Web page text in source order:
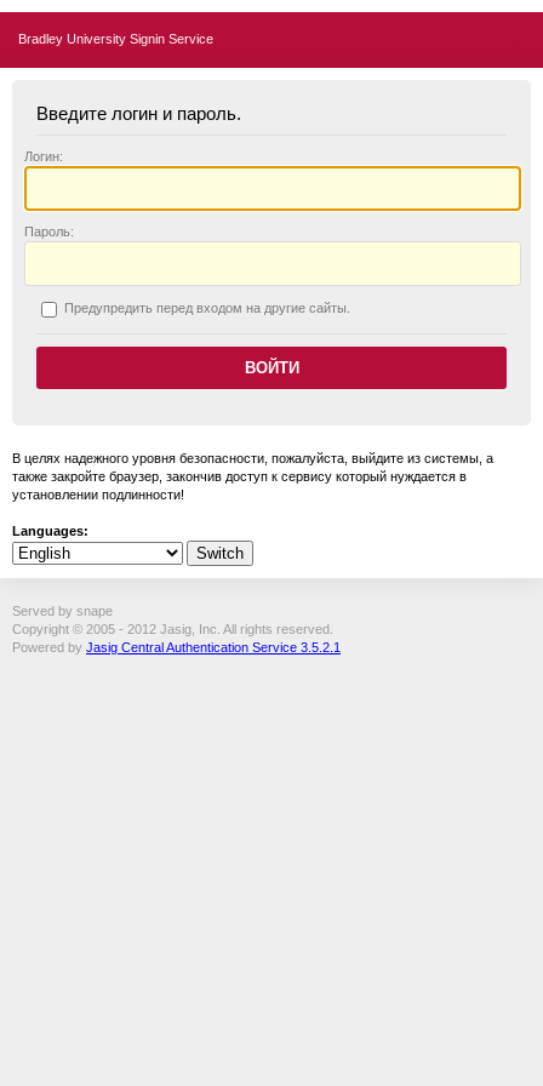
Bradley University Signin Service
Введите логин и пароль.
Логин:
Пароль:
Предупредить перед входом на другие сайты.
В целях надежного уровня безопасности, пожалуйста, выйдите из системы, а
также закройте браузер, закончив доступ к сервису который нуждается в
установлении подлинности!
Languages:
Served by snape
Copyright © 2005 - 2012 Jasig, Inc. All rights reserved.
Powered by Jasig Central Authentication Service 3.5.2.1